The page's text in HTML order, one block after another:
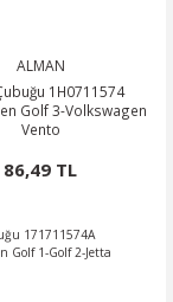
ALMAN
1H0711574
Golf 3-Volkswagen
Vento
86,49 TL